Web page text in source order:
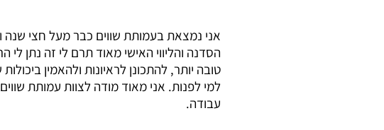
אני נמצאת בעמותת שווים כבר מעל חצי שנה
הסדנה והליווי האישי מאוד תרם לי זה נתן
טובה יותר, להתכונן לראיונות ולהאמין
למי לפנות. אני מאוד מודה לצוות עמותת
עבודה.